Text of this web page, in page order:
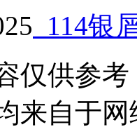
114银
仅供参
来自于